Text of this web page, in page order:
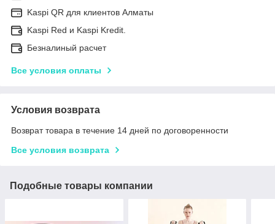
Kaspi QR для клиентов Алматы
Kaspi Red и Kaspi Kredit.
Безналиный расчет
Все условия оплаты
Условия возврата
Возврат товара в течение 14 дней по договоренности
Все условия возврата
Подобные товары компании